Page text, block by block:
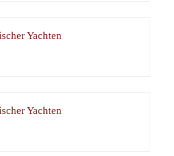
Yachten
Yachten